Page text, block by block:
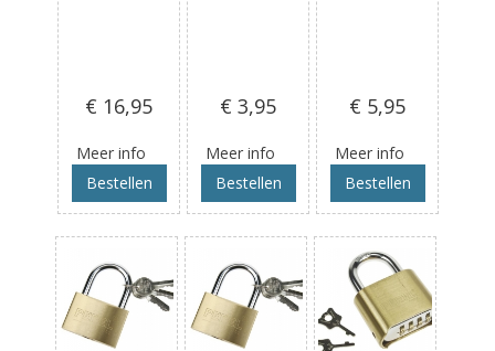
€ 16,95
Meer info
Bestellen
€ 3,95
Meer info
Bestellen
€ 5,95
Meer info
Bestellen